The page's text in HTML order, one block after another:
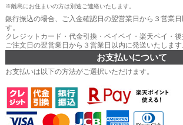
※離島にお住まいの方は別途ご連絡いたします。
銀行振込の場合、ご入金確認日の翌営業日から３営業
す。
クレジットカード・代金引換・ペイペイ・楽天ペイ・後
ご注文日の翌営業日から３営業日以内に発送いたします
お支払いについて
お支払いは以下の方法がご選択いただけます。